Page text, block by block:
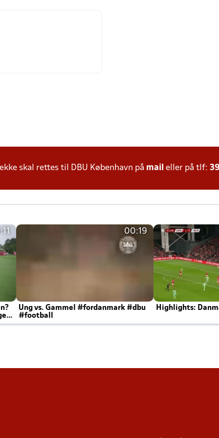
skal rettes til DBU København på mail eller på tlf:
00:19
Ung vs. Gammel #fordanmark #dbu
#football
Highlights: